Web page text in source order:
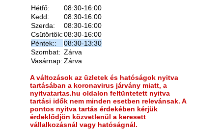
Hétfő:
08:30-16:00
Kedd:
08:30-16:00
Szerda:
08:30-16:00
Csütörtök:08:30-16:00
Péntek::
08:30-13:30
Szombat: Zárva
Vasárnap: Zárva
A változások az üzletek és hatóságok nyitva
tartásában a koronavirus járvány miatt, a
nyitvatartas.hu oldalon feltüntetett nyitva
tartási idők nem minden esetben relevánsak. A
pontos nyitva tartás érdekében kérjük
érdeklődjön közvetlenül a keresett
vállalkozásnál vagy hatóságnál.